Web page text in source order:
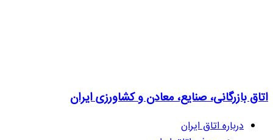
اتاق بازرگانی، صنایع، معادن و کشاورزی ایران
درباره اتاق ایران